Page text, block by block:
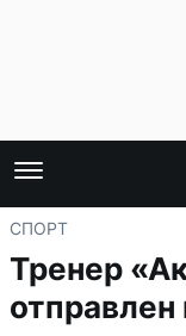
СПОРТ
Тренер
отправлен